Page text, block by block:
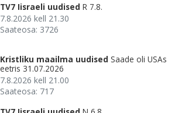
TV7 Iisraeli uudised R 7.8.
7.8.2026 kell 21.30
Saateosa: 3726
Kristliku maailma uudised Saade oli USAs
eetris 31.07.2026
7.8.2026 kell 21.00
Saateosa: 717